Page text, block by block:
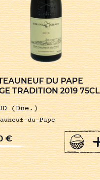
DU PAPE
TRADITION 2019 75CL
(Dne.)
du-Pape
€